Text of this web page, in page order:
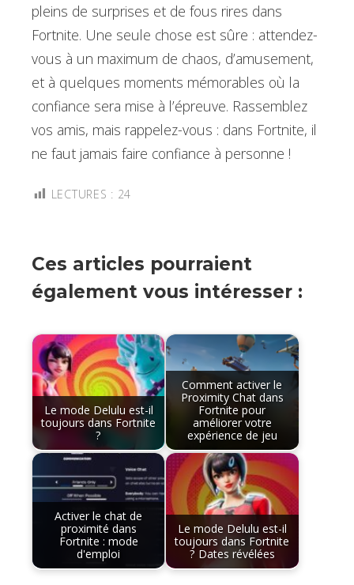
pleins de surprises et de fous rires dans
Fortnite. Une seule chose est sûre : attendez-
vous à un maximum de chaos, d’amusement,
et à quelques moments mémorables où la
confiance sera mise à l’épreuve. Rassemblez
vos amis, mais rappelez-vous : dans Fortnite, il
ne faut jamais faire confiance à personne !
LECTURES : 24
Ces articles pourraient
également vous intéresser :
Le mode Delulu est-il
toujours dans Fortnite
?
Comment activer le
Proximity Chat dans
Fortnite pour
améliorer votre
expérience de jeu
Activer le chat de
proximité dans
Fortnite : mode
d'emploi
Le mode Delulu est-il
toujours dans Fortnite
? Dates révélées